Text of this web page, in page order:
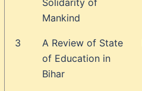
Mankind
3
A Review of State
of Education in
Bihar